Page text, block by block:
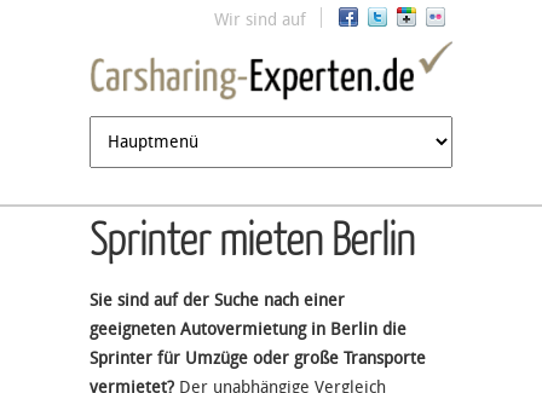
Jump to navigation
Wir sind auf
Sprinter mieten Berlin
Sie sind auf der Suche nach einer
geeigneten Autovermietung in Berlin die
Sprinter für Umzüge oder große Transporte
vermietet? Der unabhängige Vergleich